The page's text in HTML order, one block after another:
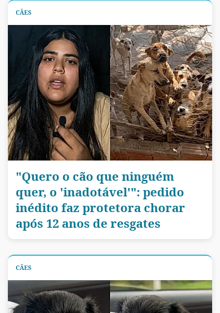
CÃES
"Quero o cão que ninguém
quer, o 'inadotável'": pedido
inédito faz protetora chorar
após 12 anos de resgates
CÃES